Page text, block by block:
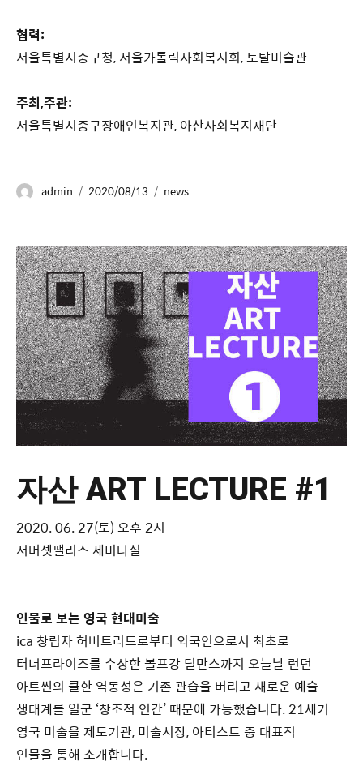
협력:
서울특별시중구청, 서울가톨릭사회복지회, 토탈미술관
주최,주관:
서울특별시중구장애인복지관, 아산사회복지재단
admin 2020/08/13 news
자산 ART LECTURE #1
2020. 06. 27(토) 오후 2시
서머셋팰리스 세미나실
인물로 보는 영국 현대미술
ica 창립자 허버트리드로부터 외국인으로서 최초로
터너프라이즈를 수상한 볼프강 틸만스까지 오늘날 런던
아트씬의 쿨한 역동성은 기존 관습을 버리고 새로운 예술
생태계를 일군 ‘창조적 인간’ 때문에 가능했습니다. 21세기
영국 미술을 제도기관, 미술시장, 아티스트 중 대표적
인물을 통해 소개합니다.